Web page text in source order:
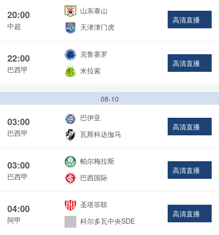
20:00
中超
山东泰山
天津津门虎
高清直播
22:00
巴西甲
克鲁塞罗
米拉索
高清直播
08-10
03:00
巴西甲
巴伊亚
瓦斯科达伽马
高清直播
03:00
巴西甲
帕尔梅拉斯
巴西国际
高清直播
04:00
阿甲
圣塔菲联
科尔多瓦中央SDE
高清直播